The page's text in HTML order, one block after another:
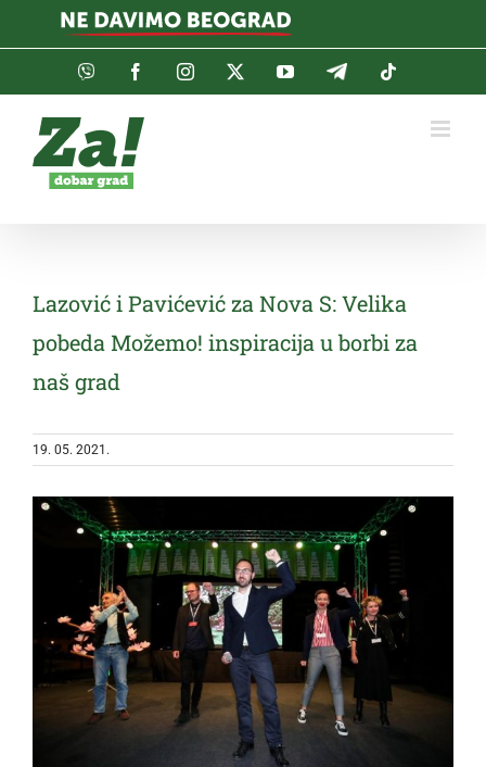
Viber FacebookInstagramTwitterYouTubeTelegram
Lazović i Pavićević za Nova S: Velika
pobeda Možemo! inspiracija u borbi za
naš grad
19. 05. 2021.